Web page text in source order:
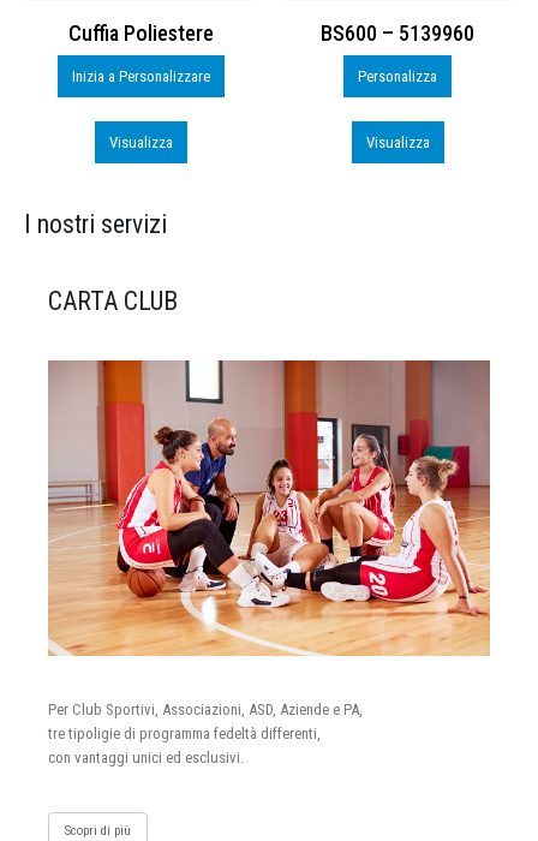
Cuffia Poliestere
Inizia a Personalizzare
Visualizza
BS600 – 5139960
Personalizza
Visualizza
I nostri servizi
CARTA CLUB
Per Club Sportivi, Associazioni, ASD, Aziende e PA,
tre tipoligie di programma fedeltà differenti,
con vantaggi unici ed esclusivi.
Scopri di più